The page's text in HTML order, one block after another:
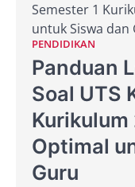
Semester 1
untuk Siswa dan
PENDIDIKAN
Panduan
Soal UTS
Kurikulum
Optimal
Guru